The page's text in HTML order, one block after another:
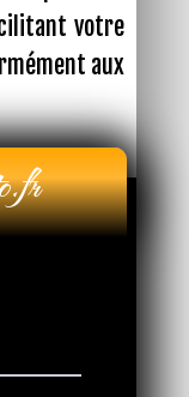
votre
aux